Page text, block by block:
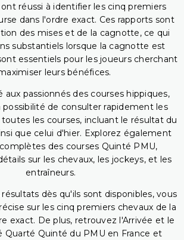
ont réussi à identifier les cinq premiers
dans l'ordre exact. Ces rapports sont
des mises et de la cagnotte, ce qui
substantiels lorsque la cagnotte est
essentiels pour les joueurs cherchant
leurs bénéfices.
aux passionnés des courses hippiques,
possibilité de consulter rapidement les
les courses, incluant le résultat du
que celui d'hier. Explorez également
des courses Quinté PMU,
sur les chevaux, les jockeys, et les
entraîneurs.
résultats dès qu'ils sont disponibles, vous
sur les cinq premiers chevaux de la
exact. De plus, retrouvez l'Arrivée et le
Quarté Quinté du PMU en France et